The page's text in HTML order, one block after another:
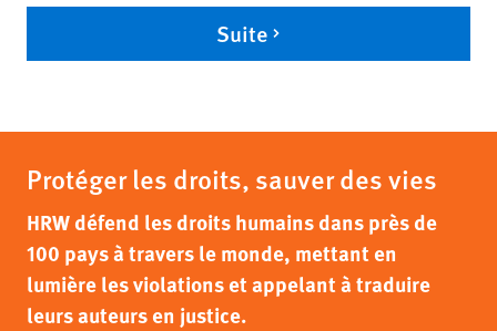
Suite
Protéger les droits, sauver des vies
HRW défend les droits humains dans près de
100 pays à travers le monde, mettant en
lumière les violations et appelant à traduire
leurs auteurs en justice.